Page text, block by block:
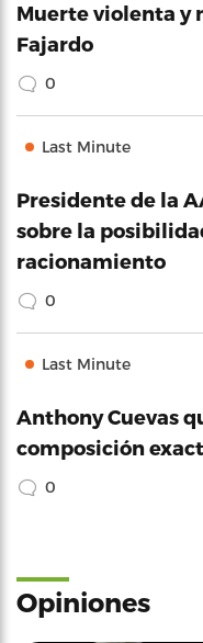
Muerte violenta y
Fajardo
0
Last Minute
Presidente de la
sobre la
racionamiento
0
Last Minute
Anthony Cuevas
composición
0
Opiniones